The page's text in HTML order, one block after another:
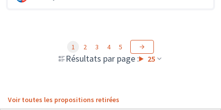
Résultats par page : 25
1 2 3 4 5
Voir toutes les propositions retirées